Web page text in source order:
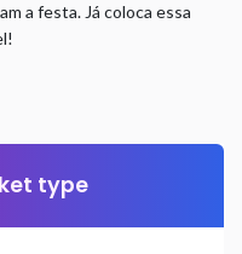
a festa. Já coloca essa
type